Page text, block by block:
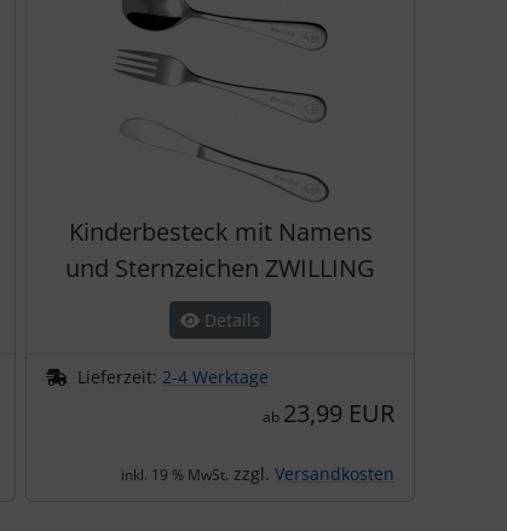
Kinderbesteck mit Namens
und Sternzeichen ZWILLING
Details
Lieferzeit: 2-4 Werktage
ab 23,99 EUR
inkl. 19 % MwSt. zzgl. Versandkosten